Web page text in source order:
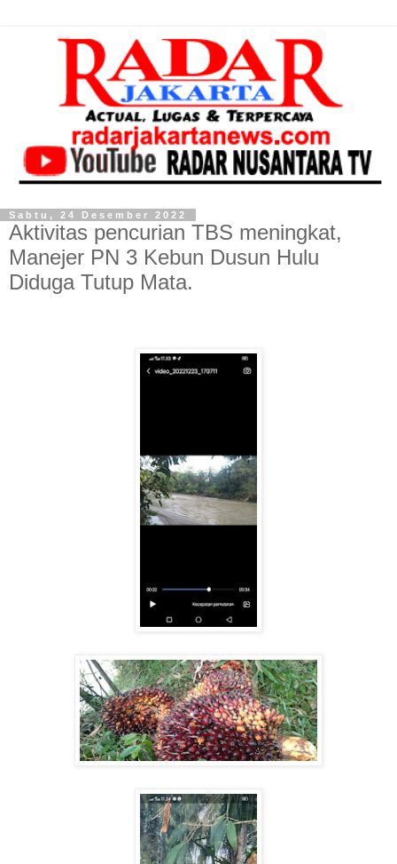
Sabtu, 24 Desember 2022
Aktivitas pencurian TBS meningkat,
Manejer PN 3 Kebun Dusun Hulu
Diduga Tutup Mata.